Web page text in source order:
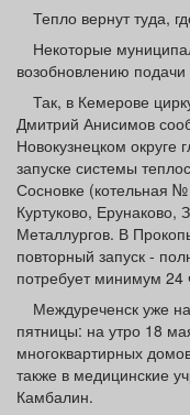
Тепло вернут туда,
Некоторые
возобновлению подачи
Так, в Кемерове
Дмитрий Анисимов
Новокузнецком
запуске системы
Сосновке (котельная
Куртуково, Ерунаково,
Металлургов. В
повторный запуск -
потребует минимум 24
Междуреченск уже
пятницы: на утро 18
многоквартирных
также в медицинские
Камбалин.